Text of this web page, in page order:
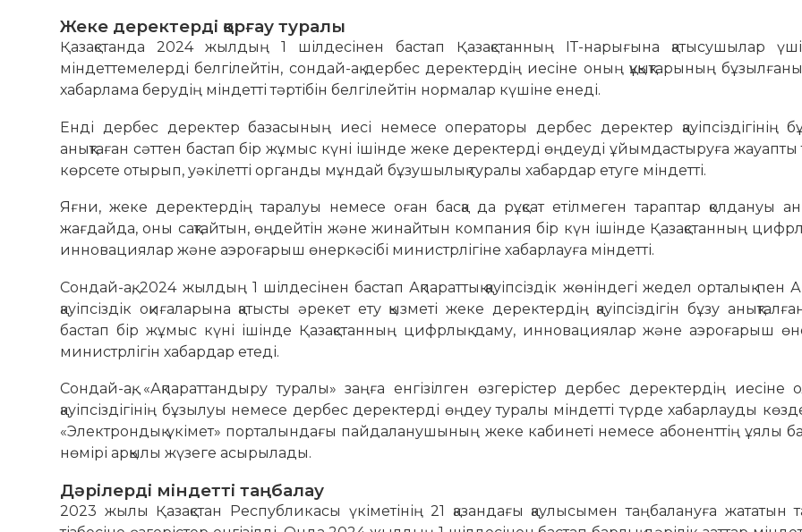
Жеке деректерді қорғау туралы
Қазақстанда 2024 жылдың 1 шілдесінен бастап Қазақстанның ІТ-нарығына қатысушылар
міндеттемелерді белгілейтін, сондай-ақ дербес деректердің иесіне оның құқықтарының
хабарлама берудің міндетті тәртібін белгілейтін нормалар күшіне енеді.
Енді дербес деректер базасының иесі немесе операторы дербес деректер қауіпсіздігінің
анықтаған сәттен бастап бір жұмыс күні ішінде жеке деректерді өңдеуді ұйымдастыруға жауапты
көрсете отырып, уәкілетті органды мұндай бұзушылық туралы хабардар етуге міндетті.
Яғни, жеке деректердің таралуы немесе оған басқа да рұқсат етілмеген тараптар қолдануы
жағдайда, оны сақтайтын, өңдейтін және жинайтын компания бір күн ішінде Қазақстанның
инновациялар және аэроғарыш өнеркәсібі министрлігіне хабарлауға міндетті.
Сондай-ақ, 2024 жылдың 1 шілдесінен бастап Ақпараттық қауіпсіздік жөніндегі жедел орталық пен
қауіпсіздік оқиғаларына қатысты әрекет ету қызметі жеке деректердің қауіпсіздігін бұзу
бастап бір жұмыс күні ішінде Қазақстанның цифрлық даму, инновациялар және аэроғарыш
министрлігін хабардар етеді.
Сондай-ақ, «Ақпараттандыру туралы» заңға енгізілген өзгерістер дербес деректердің иесіне
қауіпсіздігінің бұзылуы немесе дербес деректерді өңдеу туралы міндетті түрде хабарлауды
«Электрондық үкімет» порталындағы пайдаланушының жеке кабинеті немесе абоненттің ұялы
нөмірі арқылы жүзеге асырылады.
Дәрілерді міндетті таңбалау
2023 жылы Қазақстан Республикасы үкіметінің 21 қазандағы қаулысымен таңбалануға жататын